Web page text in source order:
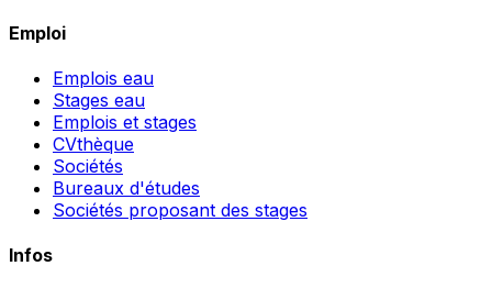
Emploi
Emplois eau
Stages eau
Emplois et stages
CVthèque
Sociétés
Bureaux d'études
Sociétés proposant des stages
Infos